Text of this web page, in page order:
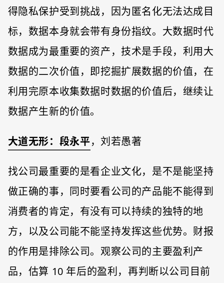
得隐私保护受到挑战，因为匿名化无法达成目
标，数据本身就会带有身份指纹。大数据时代
数据成为最重要的资产，技术是手段，利用大
数据的二次价值，即挖掘扩展数据的价值，在
利用完原本收集数据时数据的价值后，继续让
数据产生新的价值。
大道无形：段永平，刘若愚著
找公司最重要的是看企业文化，是不是能坚持
做正确的事，同时要看公司的产品能不能得到
消费者的肯定，有没有可以持续的独特的地
方，以及公司能不能坚持发挥这些优势。财报
的作用是排除公司。观察公司的主要盈利产
品，估算 10 年后的盈利，再判断以公司目前